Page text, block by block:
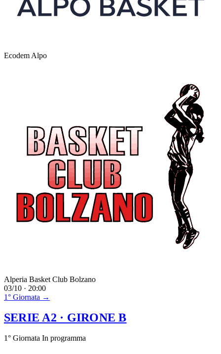
Ecodem Alpo
Alperia Basket Club Bolzano
03/10 · 20:00
1° Giornata →
SERIE A2 · GIRONE B
1° Giornata In programma